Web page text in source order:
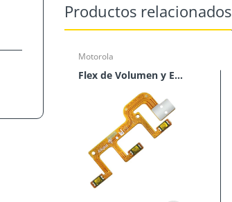
Productos relacionados
Motorola
Flex de Volumen y Encendido Moto Action